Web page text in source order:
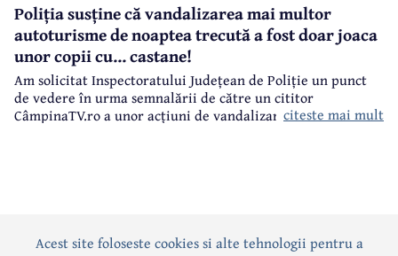
Poliția susține că vandalizarea mai multor
autoturisme de noaptea trecută a fost doar joaca
unor copii cu... castane!
Am solicitat Inspectoratului Județean de Poliție un punct
de vedere în urma semnalării de către un cititor
CâmpinaTV.ro a unor acțiuni de vandalizare a unorciteste mai mult
Acest site foloseste cookies si alte tehnologii pentru a